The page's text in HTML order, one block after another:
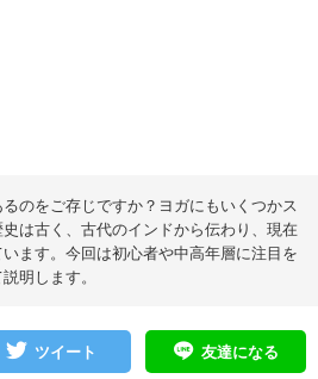
のをご存じですか？ヨガにもいくつかス
は古く、古代のインドから伝わり、現在
ます。今回は初心者や中高年層に注目を
明します。
ツイート 友達になる